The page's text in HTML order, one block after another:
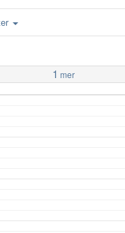
1 mer